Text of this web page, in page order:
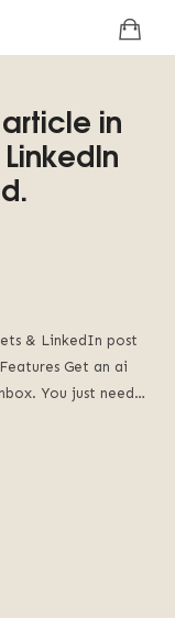
in
& LinkedIn post
Get an ai
You just need…